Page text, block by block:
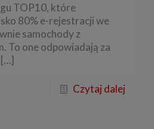
TOP10, które
80% e-rejestracji we
samochody z
To one odpowiadają za
[…]
Czytaj dalej